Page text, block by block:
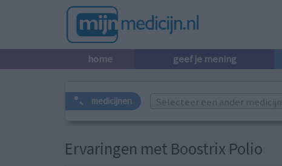
home geef je mening
medicijnen Selecteer een ander medicijn...
Ervaringen met Boostrix Polio